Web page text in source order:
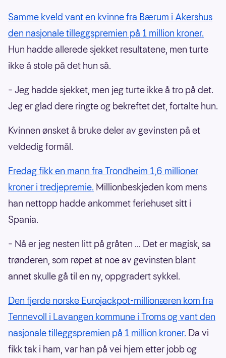
Samme kveld vant en kvinne fra Bærum i Akershus
den nasjonale tilleggspremien på 1 million kroner.
Hun hadde allerede sjekket resultatene, men turte
ikke å stole på det hun så.
– Jeg hadde sjekket, men jeg turte ikke å tro på det.
Jeg er glad dere ringte og bekreftet det, fortalte hun.
Kvinnen ønsket å bruke deler av gevinsten på et
veldedig formål.
Fredag fikk en mann fra Trondheim 1,6 millioner
kroner i tredjepremie. Millionbeskjeden kom mens
han nettopp hadde ankommet feriehuset sitt i
Spania.
– Nå er jeg nesten litt på gråten ... Det er magisk, sa
trønderen, som røpet at noe av gevinsten blant
annet skulle gå til en ny, oppgradert sykkel.
Den fjerde norske Eurojackpot-millionæren kom fra
Tennevoll i Lavangen kommune i Troms og vant den
nasjonale tilleggspremien på 1 million kroner. Da vi
fikk tak i ham, var han på vei hjem etter jobb og